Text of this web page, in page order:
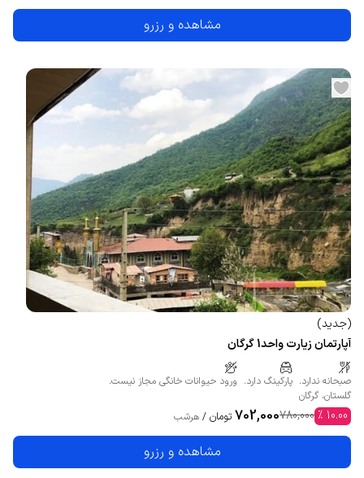
مشاهده و رزرو
(جدید)
آپارتمان زیارت واحد1 گرگان
صبحانه ندارد. پارکینگ دارد. ورود حیوانات خانگی مجاز نیست.
گلستان، گرگان
10.00
%
780,000
702,000 تومان / هرشب
مشاهده و رزرو